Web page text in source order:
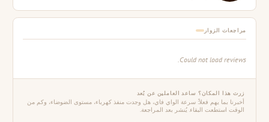
مراجعات الزوار
Could not load reviews.
زرت هذا المكان؟ ساعد العاملين عن بُعد
أخبرنا بما يهم فعلاً: سرعة الواي فاي، هل وجدت منفذ كهرباء، مستوى الضوضاء، وكم من
الوقت استطعت البقاء. يُنشر بعد المراجعة.